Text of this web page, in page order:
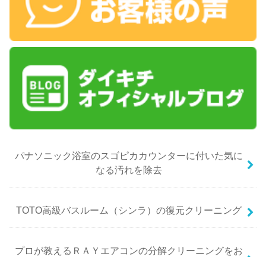
パナソニック浴室のスゴピカカウンターに付いた気に
なる汚れを除去
TOTO高級バスルーム（シンラ）の復元クリーニング
プロが教えるＲＡＹエアコンの分解クリーニングをお